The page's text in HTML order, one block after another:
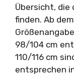
Übersicht, die
finden. Ab
98/104 cm
110/116 cm
entsprechen